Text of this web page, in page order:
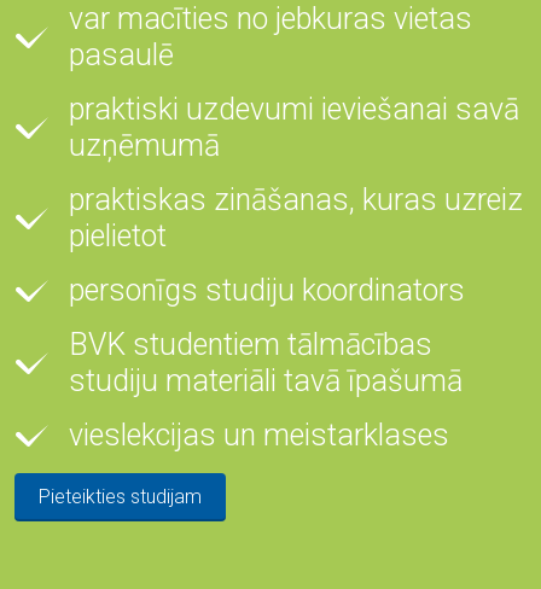
var macīties no jebkuras vietas
pasaulē
praktiski uzdevumi ieviešanai savā
uzņēmumā
praktiskas zināšanas, kuras uzreiz
pielietot
personīgs studiju koordinators
BVK studentiem tālmācības
studiju materiāli tavā īpašumā
vieslekcijas un meistarklases
Pieteikties studijam